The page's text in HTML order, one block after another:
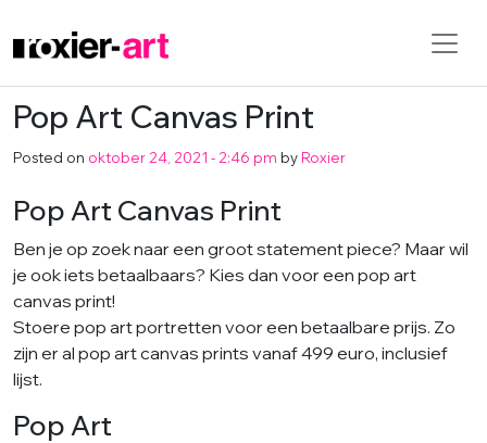
Skip to main content
Pop Art Canvas Print
Posted on oktober 24, 2021 - 2:46 pm by Roxier
Pop Art Canvas Print
Ben je op zoek naar een groot statement piece? Maar wil
je ook iets betaalbaars? Kies dan voor een pop art
canvas print!
Stoere pop art portretten voor een betaalbare prijs. Zo
zijn er al pop art canvas prints vanaf 499 euro, inclusief
lijst.
Pop Art